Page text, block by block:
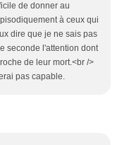
de donner au
à ceux qui
dire que je ne sais pas
seconde l'attention dont
de leur mort.<br />
pas capable.